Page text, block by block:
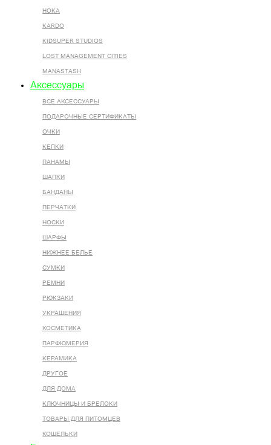
HOKA
KARDO
KIDSUPER STUDIOS
LOST MANAGEMENT CITIES
MANASTASH
Аксессуары
ВСЕ AКСЕССУАРЫ
ПОДАРОЧНЫЕ СЕРТИФИКАТЫ
ОЧКИ
КЕПКИ
ПАНАМЫ
ШАПКИ
БАНДАНЫ
ПЕРЧАТКИ
НОСКИ
ШАРФЫ
НИЖНЕЕ БЕЛЬЕ
СУМКИ
РЕМНИ
РЮКЗАКИ
УКРАШЕНИЯ
КОСМЕТИКА
ПАРФЮМЕРИЯ
КЕРАМИКА
ДРУГОЕ
ДЛЯ ДОМА
КЛЮЧНИЦЫ И БРЕЛОКИ
ТОВАРЫ ДЛЯ ПИТОМЦЕВ
КОШЕЛЬКИ